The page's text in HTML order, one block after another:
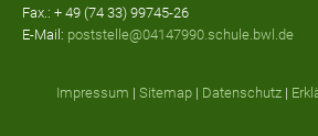
Fax.: + 49 (74 33) 99745-26
E-Mail: poststelle@04147990.schule.bwl.de
Impressum | Sitemap | Datenschutz |